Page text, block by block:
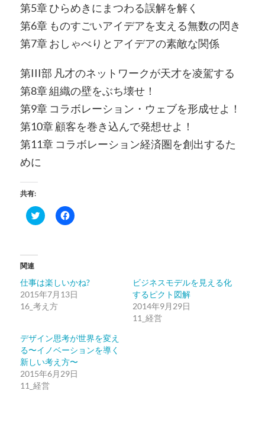
第5章 ひらめきにまつわる誤解を解く
第6章 ものすごいアイデアを支える無数の閃き
第7章 おしゃべりとアイデアの素敵な関係
第III部 凡才のネットワークが天才を凌駕する
第8章 組織の壁をぶち壊せ！
第9章 コラボレーション・ウェブを形成せよ！
第10章 顧客を巻き込んで発想せよ！
第11章 コラボレーション経済圏を創出するた
めに
共有:
ク
リ
有
(新
し
い
ド
ウ
で
開
き
ま
す)
Facebook
で
リ
ッ
ク
さ
い
(新
し
い
ウ
関連
仕事は楽しいかね?
2015年7月13日
16_考え方
ビジネスモデルを見える化
するピクト図解
2014年9月29日
11_経営
デザイン思考が世界を変え
る〜イノベーションを導く
新しい考え方〜
2015年6月29日
11_経営